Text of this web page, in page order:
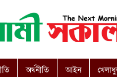
অর্থনীতি আইন